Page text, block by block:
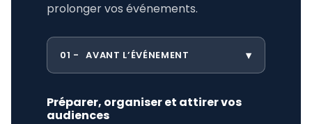
prolonger vos événements.
01 AVANT L’ÉVÉNEMENT
Préparer, organiser et attirer vos
audiences